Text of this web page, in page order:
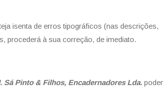
isenta de erros tipográficos (nas descrições,
procederá à sua correção, de imediato.
Sá Pinto & Filhos, Encadernadores Lda.